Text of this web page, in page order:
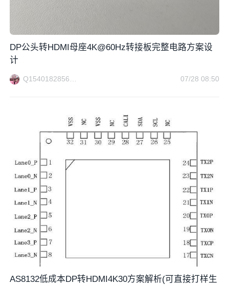
DP公头转HDMI母座4K@60Hz转接板完整电路方案设
计
Q1540182856方案电路 07/28 08:50
AS8132低成本DP转HDMI4K30方案解析(可直接打样生